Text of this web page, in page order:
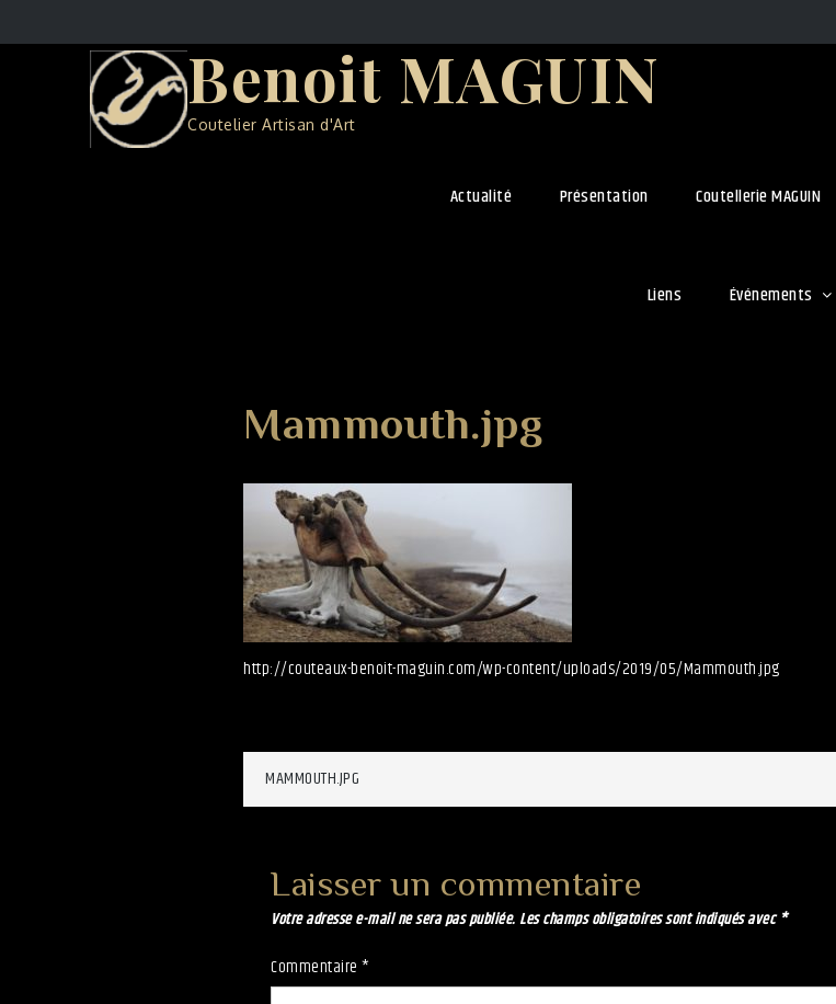
to
Benoit MAGUIN
Coutelier Artisan d'Art
Actualité Présentation Coutellerie MAGUIN
Liens Événements
Mammouth.jpg
http://couteaux-benoit-maguin.com/wp-content/uploads/2019/05/Mammouth.jpg
Navigation
l’article
MAMMOUTH.JPG
Laisser un commentaire
Votre adresse e-mail ne sera pas publiée. Les champs obligatoires sont indiqués avec*
Commentaire *